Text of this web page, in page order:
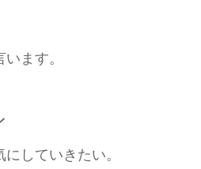
ます。
していきたい。